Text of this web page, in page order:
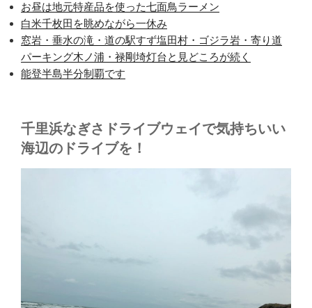
お昼は地元特産品を使った七面鳥ラーメン
白米千枚田を眺めながら一休み
窓岩・垂水の滝・道の駅すず塩田村・ゴジラ岩・寄り道
パーキング木ノ浦・禄剛埼灯台と見どころが続く
能登半島半分制覇です
千里浜なぎさドライブウェイで気持ちいい
海辺のドライブを！